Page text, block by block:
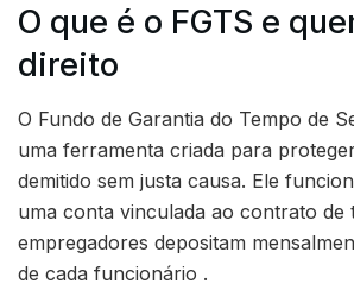
O que é o FGTS e
direito
O Fundo de Garantia do Tempo de
uma ferramenta criada para
demitido sem justa causa. Ele
uma conta vinculada ao contrato de
empregadores depositam
de cada funcionário .